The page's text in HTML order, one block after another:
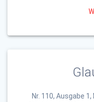
Nr. 110, Ausgabe